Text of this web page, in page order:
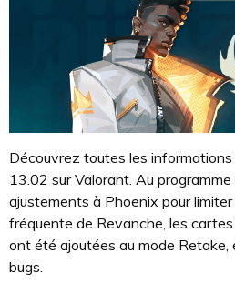
Découvrez toutes les
13.02 sur Valorant. Au
ajustements à Phoenix pour
fréquente de Revanche, les
ont été ajoutées au mode
bugs.